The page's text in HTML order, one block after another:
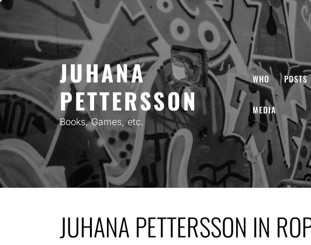
Skip
content
JUHANA
PETTERSSON
Books, Games, etc.
WHO POSTS
MEDIA
JUHANA PETTERSSON IN